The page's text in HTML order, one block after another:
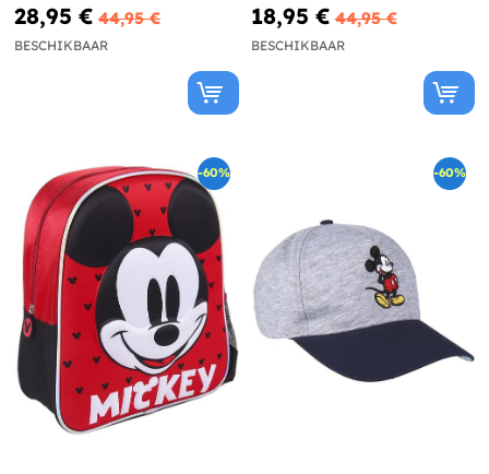
28,95 € 44,95 €
BESCHIKBAAR
18,95 € 44,95 €
BESCHIKBAAR
-60% -60%